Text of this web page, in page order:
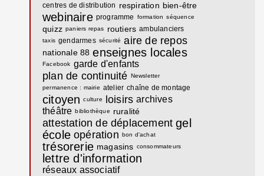
centres de distribution respiration bien-être
webinaire programme formation séquence
quizz paniers repas routiers ambulanciers
taxis gendarmes sécurité aire de repos
nationale 88 enseignes locales
Facebook garde d'enfants
plan de continuité Newsletter
permanence : mairie atelier chaîne de montage
citoyen culture loisirs archives
théâtre bibliothèque ruralité
attestation de déplacement gel
école opération bon d'achat
trésorerie magasins consommateurs
lettre d'information
réseaux associatif